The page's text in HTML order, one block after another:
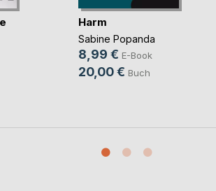
Harm
Sabine Popanda
8,99 € E-Book
20,00 € Buch